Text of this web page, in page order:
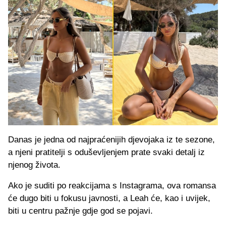
Danas je jedna od najpraćenijih djevojaka iz te sezone,
a njeni pratitelji s oduševljenjem prate svaki detalj iz
njenog života.
Ako je suditi po reakcijama s Instagrama, ova romansa
će dugo biti u fokusu javnosti, a Leah će, kao i uvijek,
biti u centru pažnje gdje god se pojavi.